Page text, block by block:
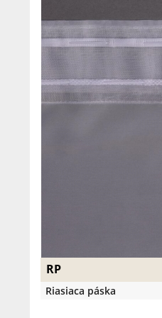
RP
Riasiaca páska